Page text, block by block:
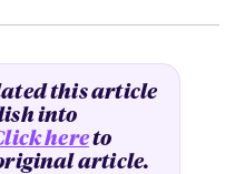
this article
into
hereto
article.